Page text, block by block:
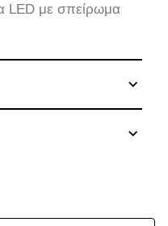
LED με σπείρωμα